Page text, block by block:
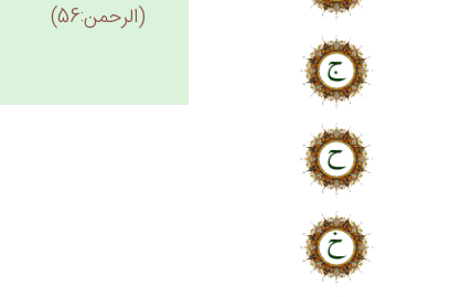
(الرحمن:56)